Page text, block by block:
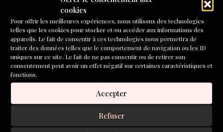
cookies
Pour offrir les meilleures expériences, nous utilisons des technologies
telles que les cookies pour stocker et/ou accéder aux informations des
appareils. Le fait de consentir à ces technologies nous permettra de
traiter des données telles que le comportement de navigation ou les ID
uniques sur ce site. Le fait de ne pas consentir ou de retirer son
consentement peut avoir un effet négatif sur certaines caractéristiques et
fonctions.
Accepter
Refuser